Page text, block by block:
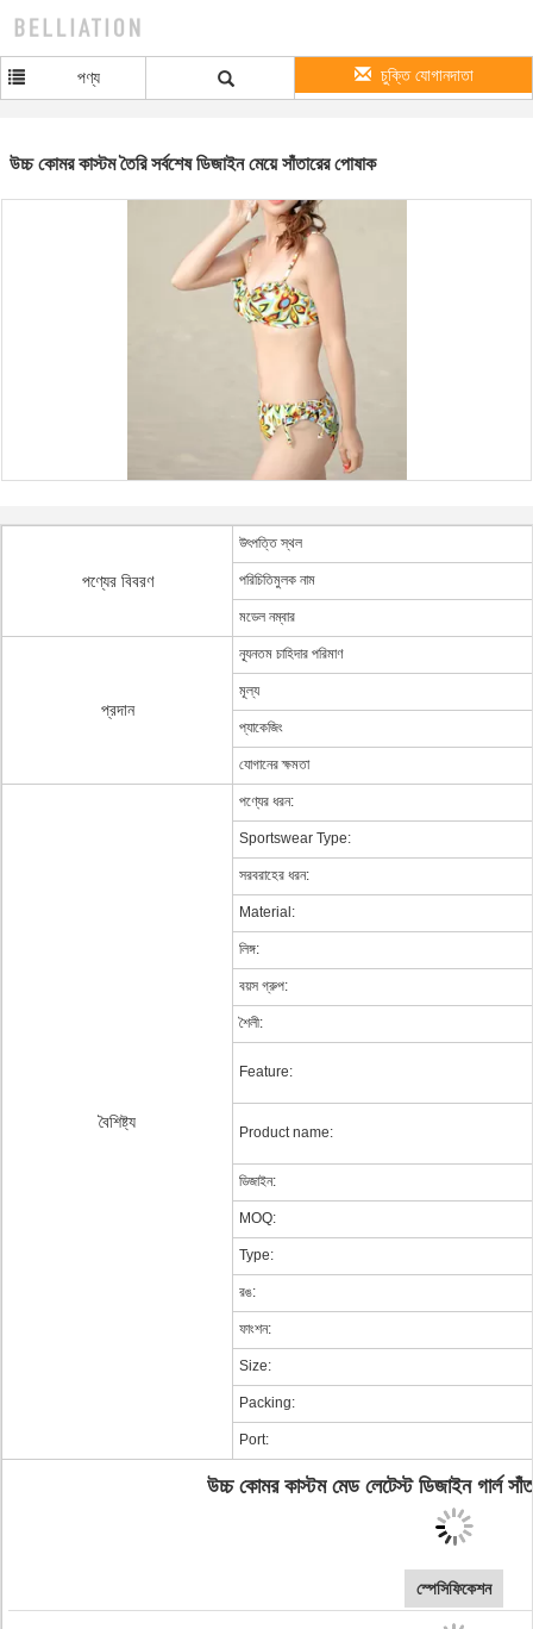
পণ্য চুক্তি যোগানদাতা
উচ্চ কোমর কাস্টম তৈরি সর্বশেষ ডিজাইন মেয়ে সাঁতারের পোষাক
পণ্যের বিবরণ
উৎপত্তি স্থল
পরিচিতিমুলক নাম
মডেল নম্বার
প্রদান
ন্যূনতম চাহিদার পরিমাণ
মূল্য
প্যাকেজিং
যোগানের ক্ষমতা
বৈশিষ্ট্য
পণ্যের ধরন:
Sportswear Type:
সরবরাহের ধরন:
Material:
লিঙ্গ:
বয়স গ্রুপ:
শৈলী:
Feature:
Product name:
ডিজাইন:
MOQ:
Type:
রঙ:
ফাংশন:
Size:
Packing:
Port:
উচ্চ কোমর কাস্টম মেড লেটেস্ট ডিজাইন গার্ল
স্পেসিফিকেশন